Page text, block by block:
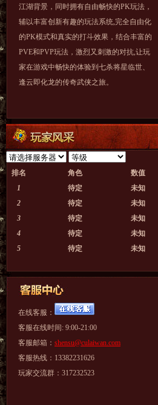
江湖背景，同时拥有自由畅快的PK玩法，
辅以丰富创新有趣的玩法系统,完全自由化
的PK模式和真实的打斗效果，结合丰富的
PVE和PVP玩法，激烈又刺激的对抗,让玩
家在游戏中畅快的体验到七杀将星临世、
逢云即化龙的传奇武侠之旅。
排名 角色
数值
1
待定
未知
2
待定
未知
3
待定
未知
4
待定
未知
5
待定 未知
在线客服：
客服在线时间: 9:00-21:00
客服邮箱： shensu@culaiwan.com
客服热线：13382231626
玩家交流群：317232523